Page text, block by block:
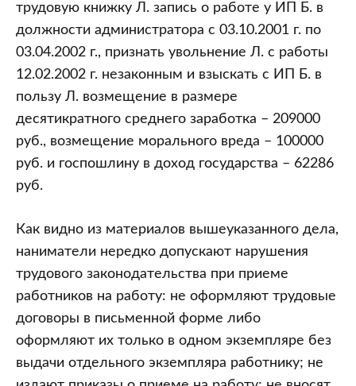
трудовую книжку Л. запись о работе у ИП Б. в
должности администратора с 03.10.2001 г. по
03.04.2002 г., признать увольнение Л. с работы
12.02.2002 г. незаконным и взыскать с ИП Б. в
пользу Л. возмещение в размере
десятикратного среднего заработка – 209000
руб., возмещение морального вреда – 100000
руб. и госпошлину в доход государства – 62286
руб.
Как видно из материалов вышеуказанного дела,
наниматели нередко допускают нарушения
трудового законодательства при приеме
работников на работу: не оформляют трудовые
договоры в письменной форме либо
оформляют их только в одном экземпляре без
выдачи отдельного экземпляра работнику; не